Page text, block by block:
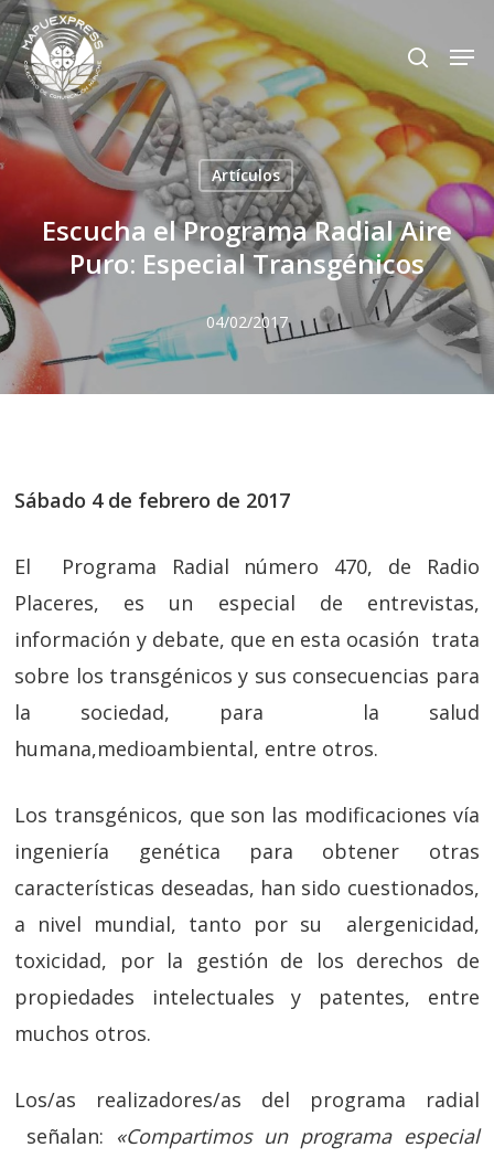
Skip
to
main
content
search
Artículos
Escucha el Programa Radial Aire
Puro: Especial Transgénicos
04/02/2017
Sábado 4 de febrero de 2017
El Programa Radial número 470, de Radio
Placeres, es un especial de entrevistas,
información y debate, que en esta ocasión trata
sobre los transgénicos y sus consecuencias para
la sociedad, para la salud
humana,medioambiental, entre otros.
Los transgénicos, que son las modificaciones vía
ingeniería genética para obtener otras
características deseadas, han sido cuestionados,
a nivel mundial, tanto por su alergenicidad,
toxicidad, por la gestión de los derechos de
propiedades intelectuales y patentes, entre
muchos otros.
Los/as realizadores/as del programa radial
señalan: «Compartimos un programa especial
Close
Menu